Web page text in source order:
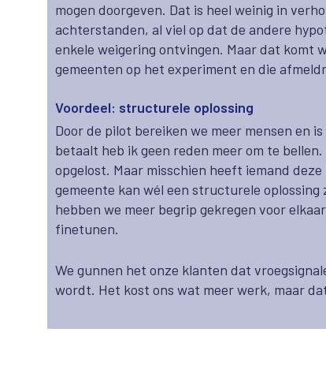
mogen doorgeven. Dat is heel weinig in
achterstanden, al viel op dat de andere
enkele weigering ontvingen. Maar dat komt
gemeenten op het experiment en die
Voordeel: structurele oplossing
Door de pilot bereiken we meer mensen en
betaalt heb ik geen reden meer om te
opgelost. Maar misschien heeft iemand
gemeente kan wél een structurele oplossing
hebben we meer begrip gekregen voor
finetunen.
We gunnen het onze klanten dat
wordt. Het kost ons wat meer werk, maar